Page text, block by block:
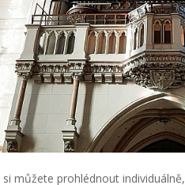
si můžete prohlédnout